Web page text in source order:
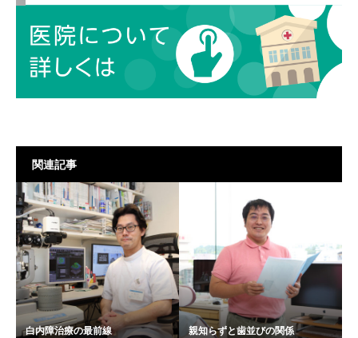
関連記事
白内障治療の最前線 親知らずと歯並びの関係